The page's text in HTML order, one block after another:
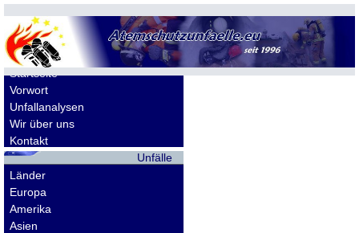
Allgemeines
Startseite
Vorwort
Unfallanalysen
Wir über uns
Kontakt
Unfälle
Länder
Europa
Amerika
Asien